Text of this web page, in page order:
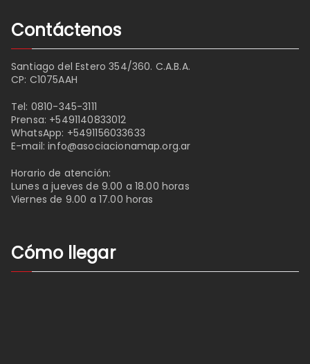
Contáctenos
Santiago del Estero 354/360. C.A.B.A.
CP: C1075AAH
Tel: 0810-345-3111
Prensa: +5491140833012
WhatsApp: +5491156033633
E-mail:info@asociacionamap.org.ar
Horario de atención:
Lunes a jueves de 9.00 a 18.00 horas
Viernes de 9.00 a 17.00 horas
Cómo llegar